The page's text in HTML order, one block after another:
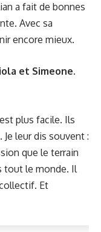
a fait de bonnes
Avec sa
encore mieux.
et Simeone.
plus facile. Ils
leur dis souvent :
que le terrain
tout le monde. Il
Et